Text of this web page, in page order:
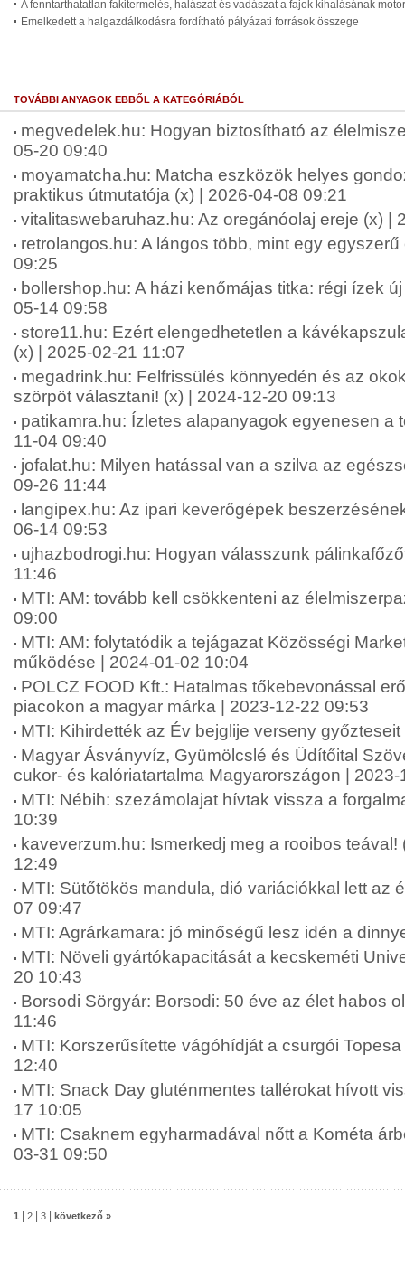
A fenntarthatatlan fakitermelés, halászat és vadászat a fajok kihalásának
Emelkedett a halgazdálkodásra fordítható pályázati források összege
TOVÁBBI ANYAGOK EBBŐL A KATEGÓRIÁBÓL
megvedelek.hu: Hogyan biztosítható az
05-20 09:40
moyamatcha.hu: Matcha eszközök helyes
praktikus útmutatója (x) | 2026-04-08 09:21
vitalitaswebaruhaz.hu: Az oregánóolaj ereje (x) |
retrolangos.hu: A lángos több, mint egy
09:25
bollershop.hu: A házi kenőmájas titka: régi ízek
05-14 09:58
store11.hu: Ezért elengedhetetlen a
(x) | 2025-02-21 11:07
megadrink.hu: Felfrissülés könnyedén és az
szörpöt választani! (x) | 2024-12-20 09:13
patikamra.hu: Ízletes alapanyagok egyenesen a
11-04 09:40
jofalat.hu: Milyen hatással van a szilva az
09-26 11:44
langipex.hu: Az ipari keverőgépek
06-14 09:53
ujhazbodrogi.hu: Hogyan válasszunk
11:46
MTI: AM: tovább kell csökkenteni az
09:00
MTI: AM: folytatódik a tejágazat Közösségi
működése | 2024-01-02 10:04
POLCZ FOOD Kft.: Hatalmas tőkebevonással
piacokon a magyar márka | 2023-12-22 09:53
MTI: Kihirdették az Év bejglije verseny
Magyar Ásványvíz, Gyümölcslé és Üdítőital
cukor- és kalóriatartalma Magyarországon | 2023-
MTI: Nébih: szezámolajat hívtak vissza a
10:39
kaveverzum.hu: Ismerkedj meg a rooibos teával!
12:49
MTI: Sütőtökös mandula, dió variációkkal lett az
07 09:47
MTI: Agrárkamara: jó minőségű lesz idén a
MTI: Növeli gyártókapacitását a kecskeméti
20 10:43
Borsodi Sörgyár: Borsodi: 50 éve az élet habos
11:46
MTI: Korszerűsítette vágóhídját a csurgói
12:40
MTI: Snack Day gluténmentes tallérokat hívott
17 10:05
MTI: Csaknem egyharmadával nőtt a Kométa
03-31 09:50
1 2 3 következő »